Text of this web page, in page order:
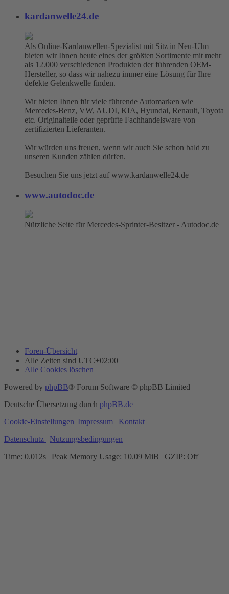
kardanwelle24.de
Als Online-Kardanwellen-Spezialist mit Sitz in Neu-Ulm
bieten wir Ihnen heute eines der größten Sortimente mit mehr
als 12.000 verschiedenen Produkten der führenden OEM-
Hersteller, so dass wir nahezu immer eine Lösung für Ihre
defekte Gelenkwelle finden.
Wir bieten Ihnen für viele führende Automarken wie
Mercedes-Benz, VW, AUDI, KIA, Hyundai, Renault, Toyota
etc. Originalteile oder geprüfte Fachhandelsware von
zertifizierten Lieferanten.
Wir würden uns freuen, wenn wir auch Sie schon bald zu
unseren Kunden zählen dürfen.
Besuchen Sie uns jetzt auf www.kardanwelle24.de
www.autodoc.de
Nützliche Seite für Mercedes-Sprinter-Besitzer - Autodoc.de
Foren-Übersicht
Alle Zeiten sind UTC+02:00
Alle Cookies löschen
Powered by phpBB® Forum Software © phpBB Limited
Deutsche Übersetzung durch phpBB.de
Cookie-Einstellungen| Impressum | Kontakt
Datenschutz | Nutzungsbedingungen
Time: 0.012s | Peak Memory Usage: 10.09 MiB | GZIP: Off